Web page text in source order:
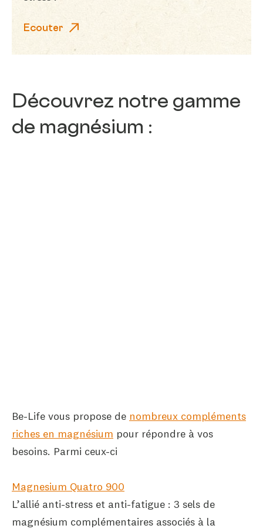
Ecouter
Découvrez notre gamme
de magnésium :
Be-Life vous propose de nombreux compléments
riches en magnésium pour répondre à vos
besoins. Parmi ceux-ci
Magnesium Quatro 900
L’allié anti-stress et anti-fatigue : 3 sels de
magnésium complémentaires associés à la